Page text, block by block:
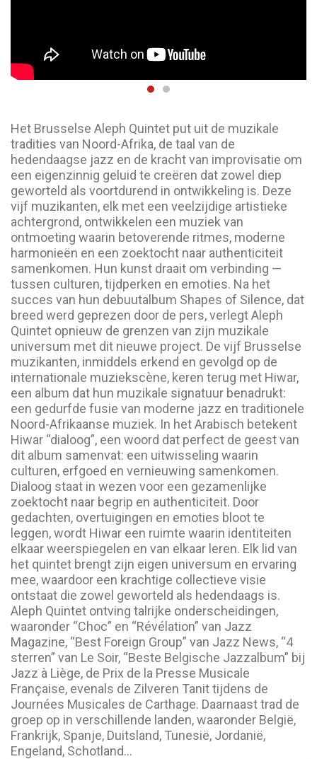
Het Brusselse Aleph Quintet put uit de muzikale
tradities van Noord-Afrika, de taal van de
hedendaagse jazz en de kracht van improvisatie om
een eigenzinnig geluid te creëren dat zowel diep
geworteld als voortdurend in ontwikkeling is. Deze
vijf muzikanten, elk met een veelzijdige artistieke
achtergrond, ontwikkelen een muziek van
ontmoeting waarin betoverende ritmes, moderne
harmonieën en een zoektocht naar authenticiteit
samenkomen. Hun kunst draait om verbinding —
tussen culturen, tijdperken en emoties. Na het
succes van hun debuutalbum Shapes of Silence, dat
breed werd geprezen door de pers, verlegt Aleph
Quintet opnieuw de grenzen van zijn muzikale
universum met dit nieuwe project. De vijf Brusselse
muzikanten, inmiddels erkend en gevolgd op de
internationale muziekscène, keren terug met Hiwar,
een album dat hun muzikale signatuur benadrukt:
een gedurfde fusie van moderne jazz en traditionele
Noord-Afrikaanse muziek. In het Arabisch betekent
Hiwar “dialoog”, een woord dat perfect de geest van
dit album samenvat: een uitwisseling waarin
culturen, erfgoed en vernieuwing samenkomen.
Dialoog staat in wezen voor een gezamenlijke
zoektocht naar begrip en authenticiteit. Door
gedachten, overtuigingen en emoties bloot te
leggen, wordt Hiwar een ruimte waarin identiteiten
elkaar weerspiegelen en van elkaar leren. Elk lid van
het quintet brengt zijn eigen universum en ervaring
mee, waardoor een krachtige collectieve visie
ontstaat die zowel geworteld als hedendaags is.
Aleph Quintet ontving talrijke onderscheidingen,
waaronder “Choc” en “Révélation” van Jazz
Magazine, “Best Foreign Group” van Jazz News, “4
sterren” van Le Soir, “Beste Belgische Jazzalbum” bij
Jazz à Liège, de Prix de la Presse Musicale
Française, evenals de Zilveren Tanit tijdens de
Journées Musicales de Carthage. Daarnaast trad de
groep op in verschillende landen, waaronder België,
Frankrijk, Spanje, Duitsland, Tunesië, Jordanië,
Engeland, Schotland…